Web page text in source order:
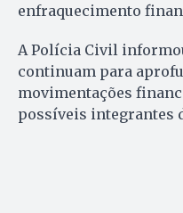
enfraquecimento
A Polícia Civil
continuam para
movimentações
possíveis integrantes